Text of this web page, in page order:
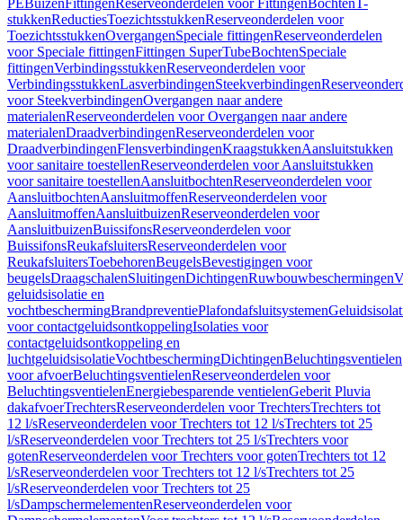
PEBuizenFittingenReserveonderdelen voor FittingenBochtenT-
stukkenReductiesToezichtsstukkenReserveonderdelen voor
ToezichtsstukkenOvergangenSpeciale fittingenReserveonderdelen
voor Speciale fittingenFittingen SuperTubeBochtenSpeciale
fittingenVerbindingsstukkenReserveonderdelen voor
VerbindingsstukkenLasverbindingenSteekverbindingen
voor SteekverbindingenOvergangen naar andere
materialenReserveonderdelen voor Overgangen naar andere
materialenDraadverbindingenReserveonderdelen voor
DraadverbindingenFlensverbindingenKraagstukkenAansluitstukken
voor sanitaire toestellenReserveonderdelen voor Aansluitstukken
voor sanitaire toestellenAansluitbochtenReserveonderdelen voor
AansluitbochtenAansluitmoffenReserveonderdelen voor
AansluitmoffenAansluitbuizenReserveonderdelen voor
AansluitbuizenBuissifonsReserveonderdelen voor
BuissifonsReukafsluitersReserveonderdelen voor
ReukafsluitersToebehorenBeugelsBevestigingen voor
beugelsDraagschalenSluitingenDichtingenRuwbouwbeschermingen
geluidsisolatie en
vochtbeschermingBrandpreventiePlafondafsluitsystemen
voor contactgeluidsontkoppelingIsolaties voor
contactgeluidsontkoppeling en
luchtgeluidsisolatieVochtbeschermingDichtingenBeluchtingsventielen
voor afvoerBeluchtingsventielenReserveonderdelen voor
BeluchtingsventielenEnergiebesparende ventielenGeberit Pluvia
dakafvoerTrechtersReserveonderdelen voor TrechtersTrechters tot
12 l/sReserveonderdelen voor Trechters tot 12 l/sTrechters tot 25
l/sReserveonderdelen voor Trechters tot 25 l/sTrechters voor
gotenReserveonderdelen voor Trechters voor gotenTrechters tot 12
l/sReserveonderdelen voor Trechters tot 12 l/sTrechters tot 25
l/sReserveonderdelen voor Trechters tot 25
l/sDampschermelementenReserveonderdelen voor